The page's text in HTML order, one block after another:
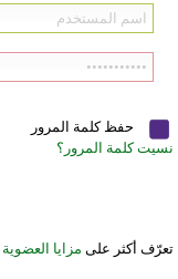
حفظ كلمة المرور
نسيت كلمة المرور؟
تعرّف أكثر على مزايا العضوية